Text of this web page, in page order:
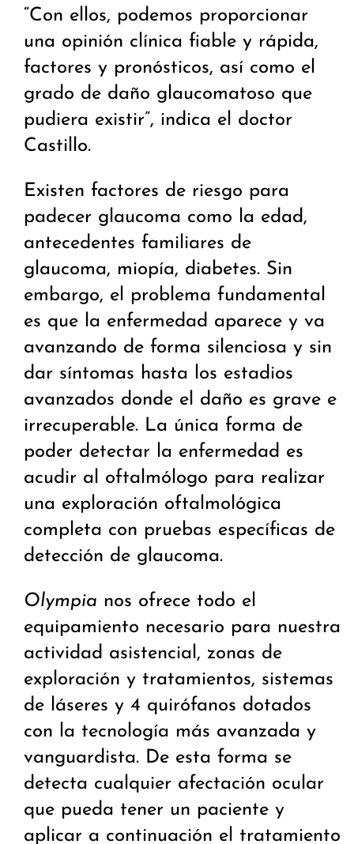
“Con ellos, podemos proporcionar
una opinión clínica fiable y rápida,
factores y pronósticos, así como el
grado de daño glaucomatoso que
pudiera existir”, indica el doctor
Castillo.
Existen factores de riesgo para
padecer glaucoma como la edad,
antecedentes familiares de
glaucoma, miopía, diabetes. Sin
embargo, el problema fundamental
es que la enfermedad aparece y va
avanzando de forma silenciosa y sin
dar síntomas hasta los estadios
avanzados donde el daño es grave e
irrecuperable. La única forma de
poder detectar la enfermedad es
acudir al oftalmólogo para realizar
una exploración oftalmológica
completa con pruebas específicas de
detección de glaucoma.
Olympia nos ofrece todo el
equipamiento necesario para nuestra
actividad asistencial, zonas de
exploración y tratamientos, sistemas
de láseres y 4 quirófanos dotados
con la tecnología más avanzada y
vanguardista. De esta forma se
detecta cualquier afectación ocular
que pueda tener un paciente y
aplicar a continuación el tratamiento